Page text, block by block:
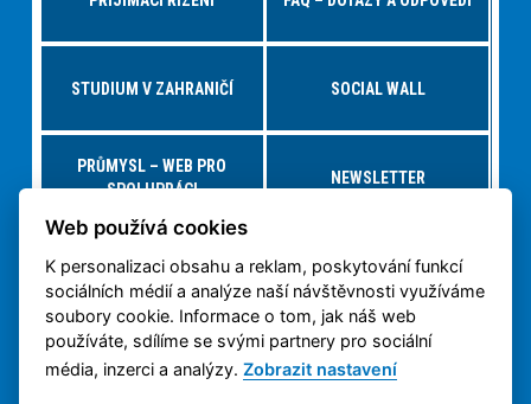
STUDIUM V ZAHRANIČÍ SOCIAL WALL
PRŮMYSL – WEB PRO
SPOLUPRÁCI
NEWSLETTER
NABÍDKY PRÁCE – JOBS FS VIRTUÁLNÍ PROHLÍDKA
3D TISK NA ČVUT
OCHRANA OSOBNÍCH
ÚDAJŮ
Web používá cookies
K personalizaci obsahu a reklam, poskytování funkcí
sociálních médií a analýze naší návštěvnosti využíváme
soubory cookie. Informace o tom, jak náš web
používáte, sdílíme se svými partnery pro sociální
média, inzerci a analýzy.Zobrazit nastavení